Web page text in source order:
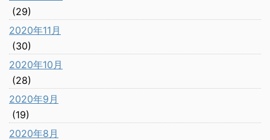
(29)
2020年11月
(30)
2020年10月
(28)
2020年9月
(19)
2020年8月